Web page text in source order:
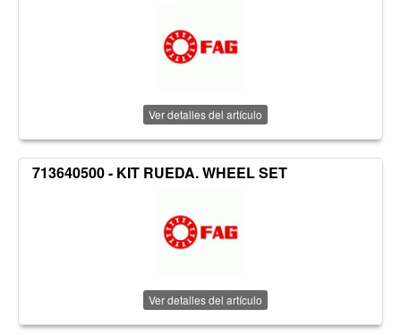
Ver detalles del artículo
713640500 - KIT RUEDA. WHEEL SET
Ver detalles del artículo